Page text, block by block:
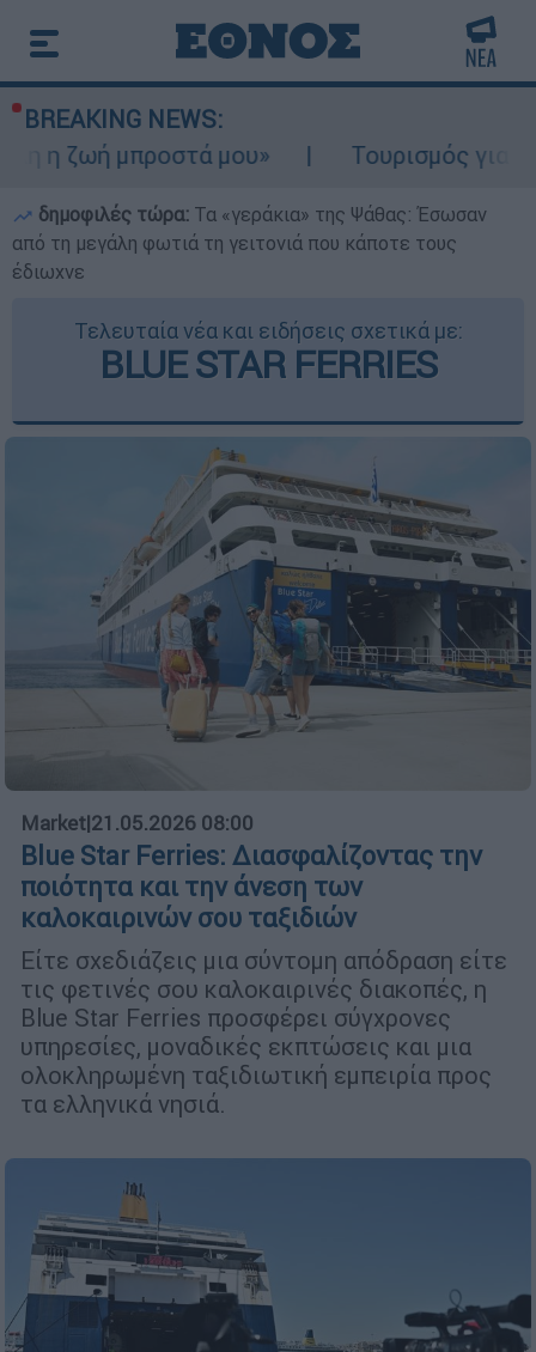
BREAKING NEWS:
μου»
Τουρισμός για Ολους 2026-
δημοφιλές τώρα: Τα «γεράκια» της Ψάθας: Έσωσαν
από τη μεγάλη φωτιά τη γειτονιά που κάποτε τους
έδιωχνε
Τελευταία νέα και ειδήσεις σχετικά με:
BLUE STAR FERRIES
Market|21.05.2026 08:00
Blue Star Ferries: Διασφαλίζοντας την
ποιότητα και την άνεση των
καλοκαιρινών σου ταξιδιών
Είτε σχεδιάζεις μια σύντομη απόδραση είτε
τις φετινές σου καλοκαιρινές διακοπές, η
Blue Star Ferries προσφέρει σύγχρονες
υπηρεσίες, μοναδικές εκπτώσεις και μια
ολοκληρωμένη ταξιδιωτική εμπειρία προς
τα ελληνικά νησιά.